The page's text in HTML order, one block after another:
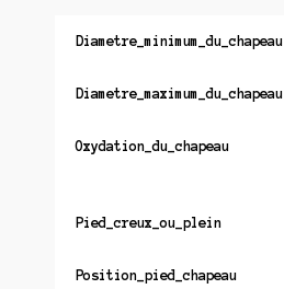
Diametre_minimum_du_chapeau
Diametre_maximum_du_chapeau
Oxydation_du_chapeau
Pied_creux_ou_plein
Position_pied_chapeau